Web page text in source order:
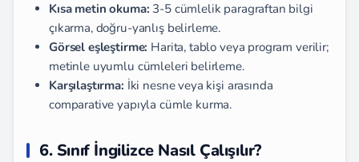
Kısa metin okuma: 3-5 cümlelik paragraftan bilgi
çıkarma, doğru-yanlış belirleme.
Görsel eşleştirme: Harita, tablo veya program verilir;
metinle uyumlu cümleleri belirleme.
Karşılaştırma: İki nesne veya kişi arasında
comparative yapıyla cümle kurma.
6. Sınıf İngilizce Nasıl Çalışılır?